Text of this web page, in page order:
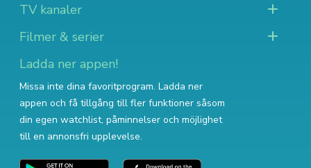
TV kanaler
Filmer & serier
Ladda ner appen!
Missa inte dina favoritprogram. Ladda ner
appen och få tillgång till fler funktioner såsom
din egen watchlist, påminnelser och möjlighet
till en annonsfri upplevelse.